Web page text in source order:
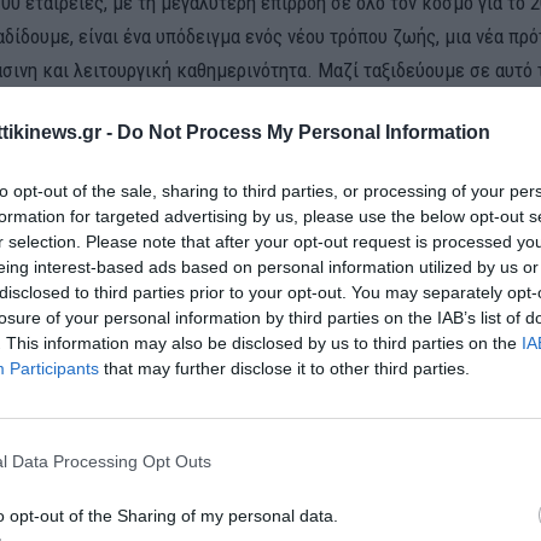
- Do Not Process My Personal Information
opt-out of the sale, sharing to third parties, or processing of your
for targeted advertising by us, please use the below opt-out
selection. Please note that after your opt-out request is processed
interest-based ads based on personal information utilized by us
to third parties prior to your opt-out. You may separately
of your personal information by third parties on the IAB’s list of
This information may also be disclosed by us to third parties on the
Participants that may further disclose it to other third parties.
Data Processing Opt Outs
opt-out of the Sharing of my personal data.
είναι ένα υπόδειγμα ενός νέου τρόπου ζωής, μια νέα
και λειτουργική καθημερινότητα. Μαζί ταξιδεύουμε σε αυτό
στους στόχους μας για τη δημιουργία της μεγαλύτερης αστικής
με την επιμέρους πορεία έργων στο πλαίσιο της αστικής
μεταξύ άλλων τα ακόλουθα:
αναπτύξεις
Ποσειδώνος οι πρώτοι όροφοι του RIVIERA TOWER και των
του Riviera Tower είναι γεγονός. Ο ψηλότερος οικιστικός,
στη Μεσόγειο, που διακρίνεται για τον πράσινο, φιλικό στο
με τη μαγευτική θέα στη θάλασσα, παίρνει μορφή.